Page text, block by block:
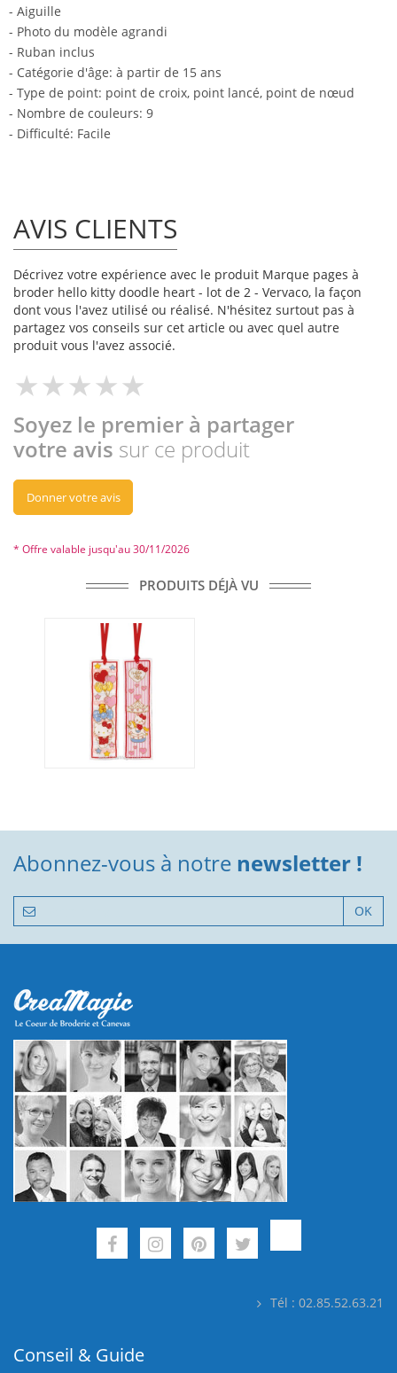
- Aiguille
- Photo du modèle agrandi
- Ruban inclus
- Catégorie d'âge: à partir de 15 ans
- Type de point: point de croix, point lancé, point de nœud
- Nombre de couleurs: 9
- Difficulté: Facile
AVIS CLIENTS
Décrivez votre expérience avec le produit Marque pages à
broder hello kitty doodle heart - lot de 2 - Vervaco, la façon
dont vous l'avez utilisé ou réalisé. N'hésitez surtout pas à
partagez vos conseils sur cet article ou avec quel autre
produit vous l'avez associé.
Soyez le premier à partager
votre avis sur ce produit
Donner votre avis
* Offre valable jusqu'au 30/11/2026
PRODUITS DÉJÀ VU
Abonnez-vous à notre newsletter !
OK
Tél : 02.85.52.63.21
Conseil & Guide